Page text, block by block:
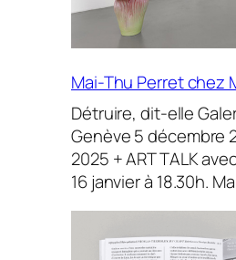
Mai-Thu Perret chez
Détruire, dit-elle
Genève 5 décembre
2025 + ART TALK
16 janvier à 18.30h.